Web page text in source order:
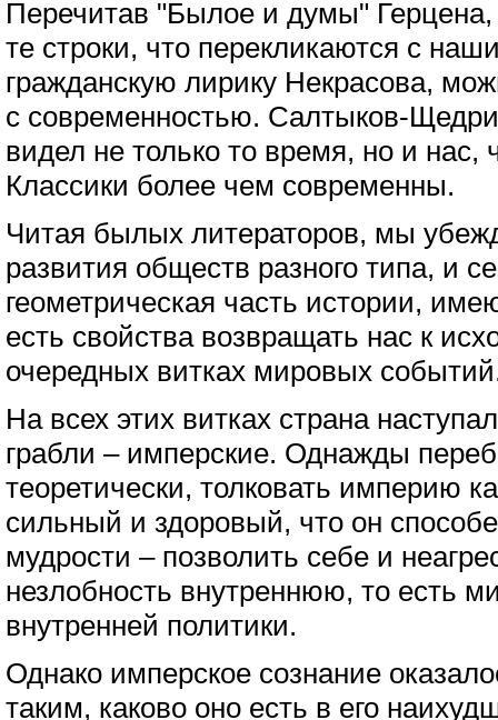
Перечитав "Былое и думы" Герцена,
те строки, что перекликаются с
гражданскую лирику Некрасова,
с современностью. Салтыков-
видел не только то время, но и нас,
Классики более чем современны.
Читая былых литераторов, мы
развития обществ разного типа, и
геометрическая часть истории,
есть свойства возвращать нас к
очередных витках мировых
На всех этих витках страна
грабли – имперские. Однажды
теоретически, толковать империю
сильный и здоровый, что он
мудрости – позволить себе и
незлобность внутреннюю, то есть
внутренней политики.
Однако имперское сознание
таким, каково оно есть в его